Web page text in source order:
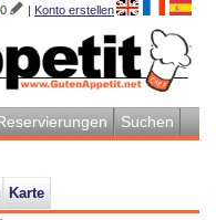
0 | Konto erstellen
Suchen
Karte